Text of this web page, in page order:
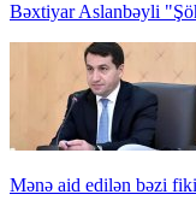
Bəxtiyar Aslanbəyli
Mənə aid edilən bəzi